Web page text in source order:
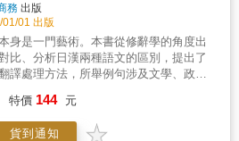
務 出版
01/01 出版
身是一門藝術。本書從修辭學的角度出
比、分析日漢兩種語文的區別，提出了
譯處理方法，所舉例句涉及文學、政
述詳盡，有助日漢語讀者、學習者掌握
藝術，提高日漢語能力。
特價 144 元
貨到通知